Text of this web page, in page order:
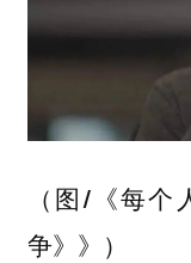
（图/《每
争》》）